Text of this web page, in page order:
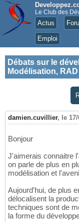
Le Club des
Actus
Emploi
Débats sur le
Modélisation,
damien.cuvillier, le
Bonjour
J'aimerais connaitre
on parle de plus en
modélisation et
Aujourd'hui, de plus
délocalisent la
techniques sont de
la forme du